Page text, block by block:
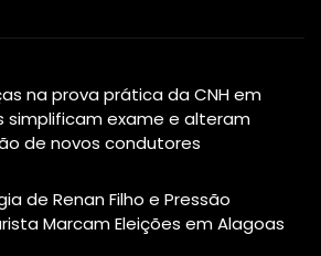
na prova prática da CNH em
simplificam exame e alteram
de novos condutores
de Renan Filho e Pressão
Marcam Eleições em Alagoas